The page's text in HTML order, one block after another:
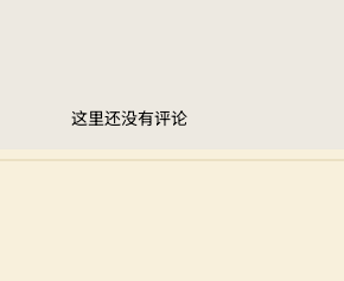
这里还没有评论